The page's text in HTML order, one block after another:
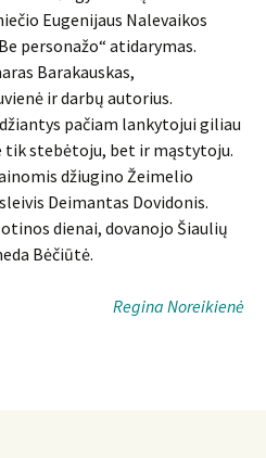
Eugenijaus Nalevaikos
personažo“ atidarymas.
Barakauskas,
ir darbų autorius.
pačiam lankytojui giliau
stebėtoju, bet ir mąstytoju.
džiugino Žeimelio
Deimantas Dovidonis.
dienai, dovanojo Šiaulių
Bėčiūtė.
Regina Noreikienė